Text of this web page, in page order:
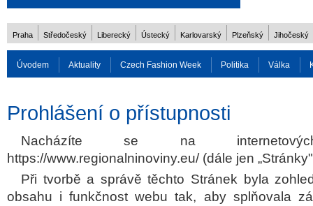
Praha Středočeský Liberecký Ústecký Karlovarský Plzeňský Jihočeský
Úvodem Aktuality Czech Fashion Week Politika Válka
Rozhovory
Prohlášení o přístupnosti
Nacházíte se na
https://www.regionalninoviny.eu/ (dále jen
Při tvorbě a správě těchto Stránek byla
obsahu i funkčnost webu tak, aby splňovala